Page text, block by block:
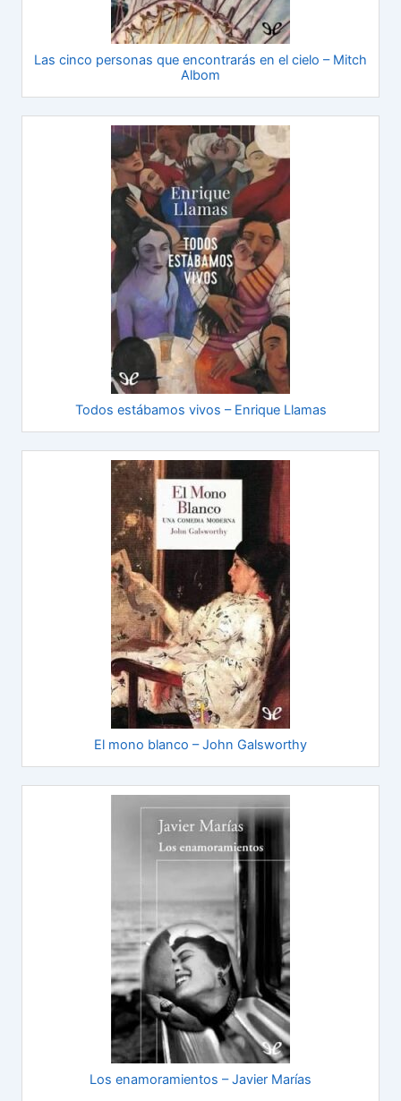
Las cinco personas que encontrarás en el cielo – Mitch
Albom
Todos estábamos vivos – Enrique Llamas
El mono blanco – John Galsworthy
Los enamoramientos – Javier Marías